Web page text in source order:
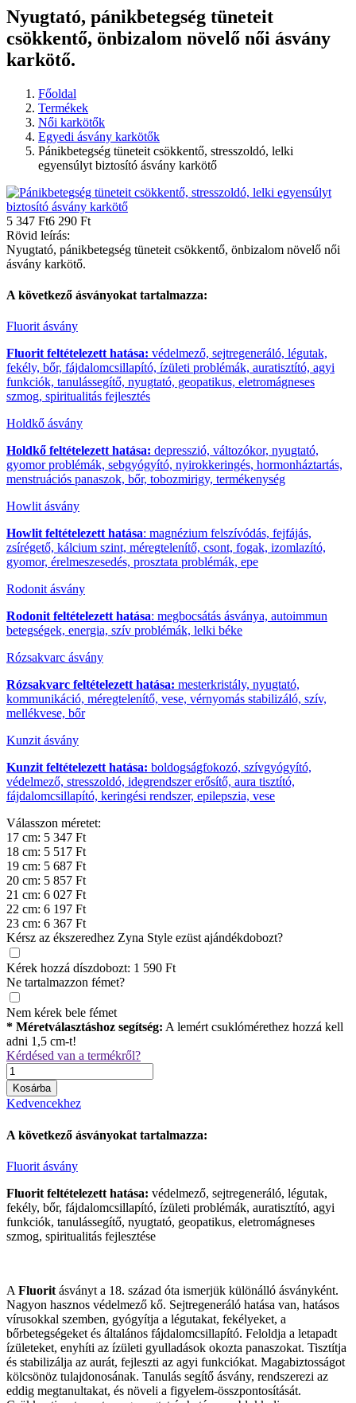
Nyugtató, pánikbetegség tüneteit
csökkentő, önbizalom növelő női ásvány
karkötő.
Főoldal
Termékek
Női karkötők
Egyedi ásvány karkötők
Pánikbetegség tüneteit csökkentő, stresszoldó, lelki
egyensúlyt biztosító ásvány karkötő
5 347 Ft6 290 Ft
Rövid leírás:
Nyugtató, pánikbetegség tüneteit csökkentő, önbizalom növelő női
ásvány karkötő.
A következő ásványokat tartalmazza:
Fluorit ásvány
Fluorit feltételezett hatása: védelmező, sejtregeneráló, légutak,
fekély, bőr, fájdalomcsillapító, ízületi problémák, auratisztító, agyi
funkciók, tanulássegítő, nyugtató, geopatikus, eletromágneses
szmog, spiritualitás fejlesztés
Holdkő ásvány
Holdkő feltételezett hatása: depresszió, változókor, nyugtató,
gyomor problémák, sebgyógyító, nyirokkeringés, hormonháztartás,
menstruációs panaszok, bőr, tobozmirigy, termékenység
Howlit ásvány
Howlit feltételezett hatása: magnézium felszívódás, fejfájás,
zsírégető, kálcium szint, méregtelenítő, csont, fogak, izomlazító,
gyomor, érelmeszesedés, prosztata problémák, epe
Rodonit ásvány
Rodonit feltételezett hatása: megbocsátás ásványa, autoimmun
betegségek, energia, szív problémák, lelki béke
Rózsakvarc ásvány
Rózsakvarc feltételezett hatása: mesterkristály, nyugtató,
kommunikáció, méregtelenítő, vese, vérnyomás stabilizáló, szív,
mellékvese, bőr
Kunzit ásvány
Kunzit feltételezett hatása: boldogságfokozó, szívgyógyító,
védelmező, stresszoldó, idegrendszer erősítő, aura tisztító,
fájdalomcsillapító, keringési rendszer, epilepszia, vese
Válasszon méretet:
17 cm: 5 347 Ft
18 cm: 5 517 Ft
19 cm: 5 687 Ft
20 cm: 5 857 Ft
21 cm: 6 027 Ft
22 cm: 6 197 Ft
23 cm: 6 367 Ft
Kérsz az ékszeredhez Zyna Style ezüst ajándékdobozt?
Kérek hozzá díszdobozt: 1 590 Ft
Ne tartalmazzon fémet?
Nem kérek bele fémet
* Méretválasztáshoz segítség: A lemért csuklómérethez hozzá kell
adni 1,5 cm-t!
Kérdésed van a termékről?
Kosárba
Kedvencekhez
A következő ásványokat tartalmazza:
Fluorit ásvány
Fluorit feltételezett hatása: védelmező, sejtregeneráló, légutak,
fekély, bőr, fájdalomcsillapító, ízületi problémák, auratisztító, agyi
funkciók, tanulássegítő, nyugtató, geopatikus, eletromágneses
szmog, spiritualitás fejlesztése
A Fluorit ásványt a 18. század óta ismerjük különálló ásványként.
Nagyon hasznos védelmező kő. Sejtregeneráló hatása van, hatásos
vírusokkal szemben, gyógyítja a légutakat, fekélyeket, a
bőrbetegségeket és általános fájdalomcsillapító. Feloldja a letapadt
ízületeket, enyhíti az ízületi gyulladások okozta panaszokat. Tisztítja
és stabilizálja az aurát, fejleszti az agyi funkciókat. Magabiztosságot
kölcsönöz tulajdonosának. Tanulás segítő ásvány, rendszerezi az
eddig megtanultakat, és növeli a figyelem-összpontosítását.